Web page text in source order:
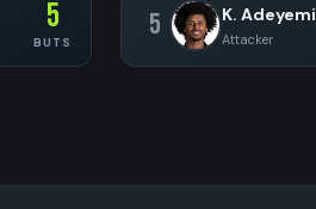
5
BUTS 5 K. Adeyemi
Attacker